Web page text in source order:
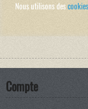
Nous utilisons descookies
Compte